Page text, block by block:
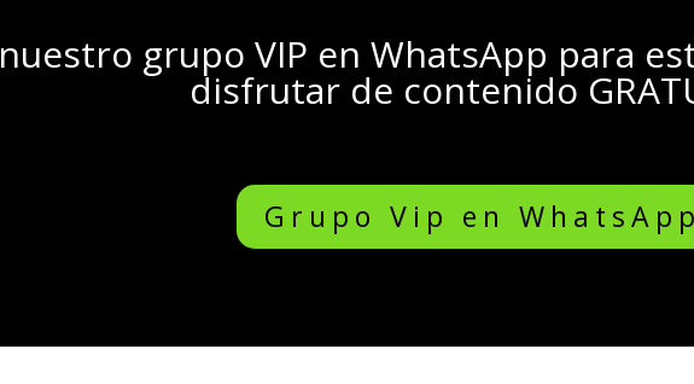
grupo VIP en WhatsApp para
disfrutar de contenido
Grupo Vip en WhatsApp